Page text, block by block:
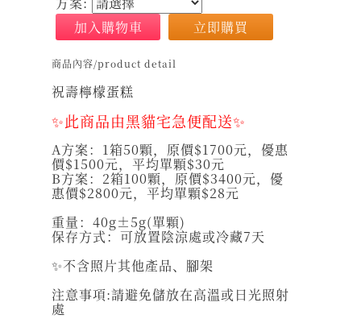
加入購物車
立即購買
商品內容/product detail
祝壽檸檬蛋糕
✨此商品由黑貓宅急便配送✨
A方案：1箱50顆，原價$1700元，優惠
價$1500元，平均單顆$30元
B方案：2箱100顆，原價$3400元，優
惠價$2800元，平均單顆$28元
重量：40g±5g(單顆)
保存方式：可放置陰涼處或冷藏7天
✨不含照片其他產品、腳架
注意事項:請避免儲放在高溫或日光照射
處